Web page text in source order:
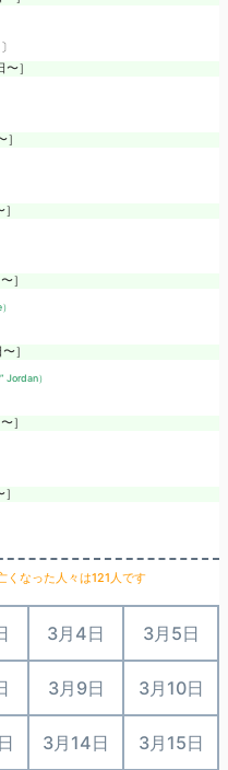
］
］
］
Jordan）
］
なった人々は121人です
3月4日 3月5日
3月9日 3月10日
3月14日 3月15日